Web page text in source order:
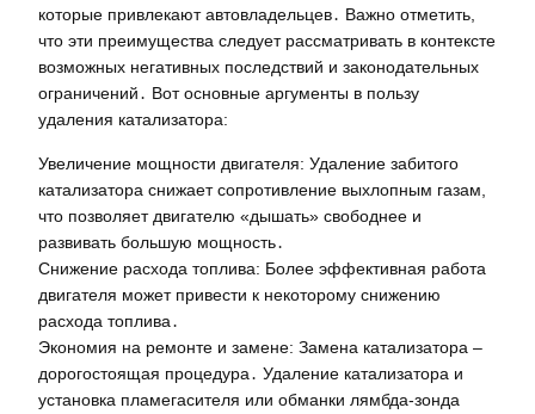
которые привлекают автовладельцев․ Важно отметить,
что эти преимущества следует рассматривать в контексте
возможных негативных последствий и законодательных
ограничений․ Вот основные аргументы в пользу
удаления катализатора:
Увеличение мощности двигателя: Удаление забитого
катализатора снижает сопротивление выхлопным газам,
что позволяет двигателю «дышать» свободнее и
развивать большую мощность․
Снижение расхода топлива: Более эффективная работа
двигателя может привести к некоторому снижению
расхода топлива․
Экономия на ремонте и замене: Замена катализатора –
дорогостоящая процедура․ Удаление катализатора и
установка пламегасителя или обманки лямбда-зонда